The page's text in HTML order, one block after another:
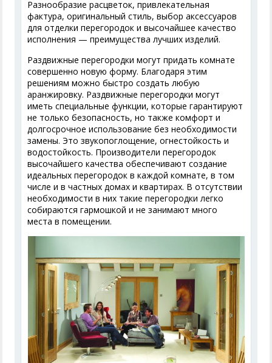
Разнообразие расцветок, привлекательная
фактура, оригинальный стиль, выбор аксессуаров
для отделки перегородок и высочайшее качество
исполнения — преимущества лучших изделий.
Раздвижные перегородки могут придать комнате
совершенно новую форму. Благодаря этим
решениям можно быстро создать любую
аранжировку. Раздвижные перегородки могут
иметь специальные функции, которые гарантируют
не только безопасность, но также комфорт и
долгосрочное использование без необходимости
замены. Это звукопоглощение, огнестойкость и
водостойкость. Производители перегородок
высочайшего качества обеспечивают создание
идеальных перегородок в каждой комнате, в том
числе и в частных домах и квартирах. В отсутствии
необходимости в них такие перегородки легко
собираются гармошкой и не занимают много
места в помещении.